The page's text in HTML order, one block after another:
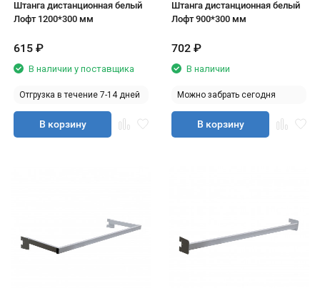
Штанга дистанционная белый
Лофт 1200*300 мм
615 ₽
В наличии у поставщика
Отгрузка в течение 7-14 дней
В корзину
Штанга дистанционная белый
Лофт 900*300 мм
702 ₽
В наличии
Можно забрать сегодня
В корзину